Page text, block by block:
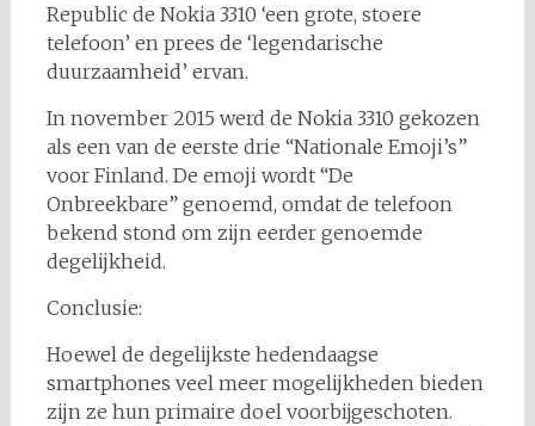
Republic de Nokia 3310 ‘een grote, stoere
telefoon’ en prees de ‘legendarische
duurzaamheid’ ervan.
In november 2015 werd de Nokia 3310 gekozen
als een van de eerste drie “Nationale Emoji’s”
voor Finland. De emoji wordt “De
Onbreekbare” genoemd, omdat de telefoon
bekend stond om zijn eerder genoemde
degelijkheid.
Conclusie:
Hoewel de degelijkste hedendaagse
smartphones veel meer mogelijkheden bieden
zijn ze hun primaire doel voorbijgeschoten.